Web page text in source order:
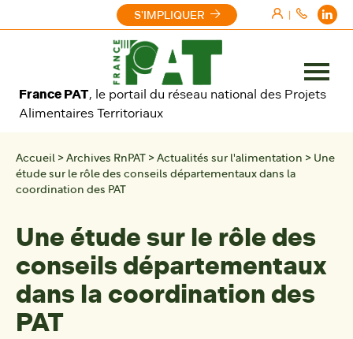
|
France PAT, le portail du réseau national des Projets
Alimentaires Territoriaux
S'IMPLIQUER
Ouvrir
le
Accueil > Archives RnPAT > Actualités sur l'alimentation > Une
étude sur le rôle des conseils départementaux dans la
coordination des PAT
Une étude sur le rôle des
conseils départementaux
dans la coordination des
PAT